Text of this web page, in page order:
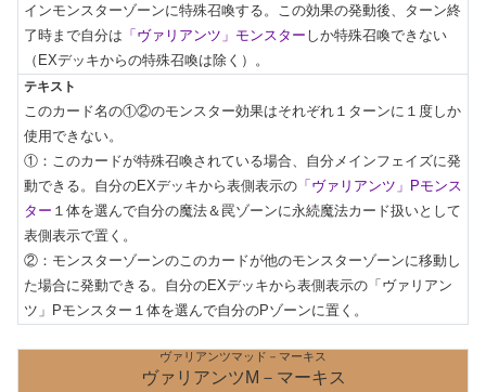
インモンスターゾーンに特殊召喚する。この効果の発動後、ターン終
了時まで自分は 「ヴァリアンツ」モンスター しか特殊召喚できない
（EXデッキからの特殊召喚は除く）。
このカード名の①②のモンスター効果はそれぞれ１ターンに１度しか
使用できない。
①：このカードが特殊召喚されている場合、自分メインフェイズに発
動できる。自分のEXデッキから表側表示の 「ヴァリアンツ」Pモンス
ター １体を選んで自分の魔法＆罠ゾーンに永続魔法カード扱いとして
表側表示で置く。
②：モンスターゾーンのこのカードが他のモンスターゾーンに移動し
た場合に発動できる。自分のEXデッキから表側表示の「ヴァリアン
ツ」Pモンスター１体を選んで自分のPゾーンに置く。
ヴァリアンツマッド－マーキス
ヴァリアンツM－マーキス